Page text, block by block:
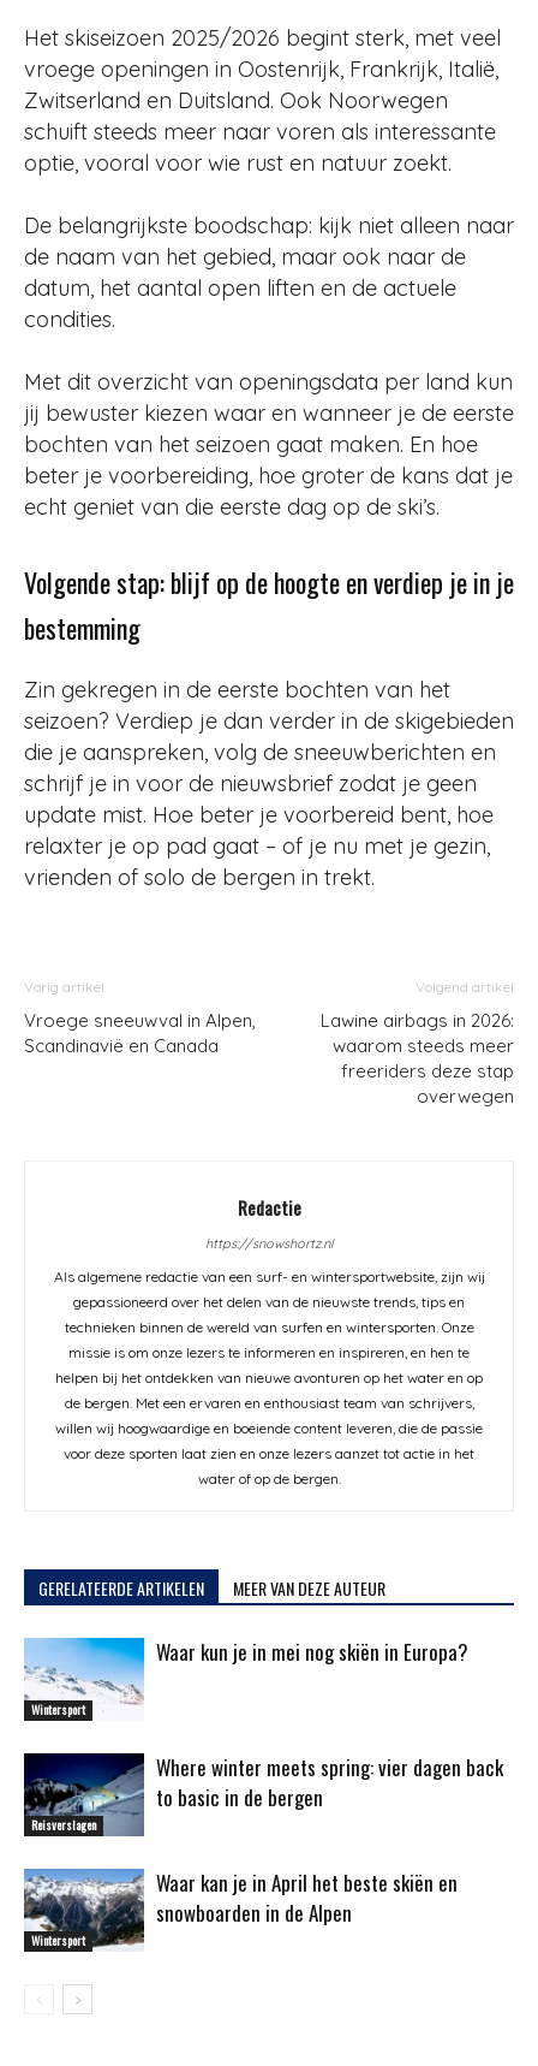
Het skiseizoen 2025/2026 begint sterk, met veel
vroege openingen in Oostenrijk, Frankrijk, Italië,
Zwitserland en Duitsland. Ook Noorwegen
schuift steeds meer naar voren als interessante
optie, vooral voor wie rust en natuur zoekt.
De belangrijkste boodschap: kijk niet alleen naar
de naam van het gebied, maar ook naar de
datum, het aantal open liften en de actuele
condities.
Met dit overzicht van openingsdata per land kun
jij bewuster kiezen waar en wanneer je de eerste
bochten van het seizoen gaat maken. En hoe
beter je voorbereiding, hoe groter de kans dat je
echt geniet van die eerste dag op de ski’s.
Volgende stap: blijf op de hoogte en verdiep je in je
bestemming
Zin gekregen in de eerste bochten van het
seizoen? Verdiep je dan verder in de skigebieden
die je aanspreken, volg de sneeuwberichten en
schrijf je in voor de nieuwsbrief zodat je geen
update mist. Hoe beter je voorbereid bent, hoe
relaxter je op pad gaat – of je nu met je gezin,
vrienden of solo de bergen in trekt.
Vorig artikel
Vroege sneeuwval in Alpen,
Scandinavië en Canada
Volgend artikel
Lawine airbags in 2026:
waarom steeds meer
freeriders deze stap
overwegen
Redactie
https://snowshortz.nl
Als algemene redactie van een surf- en wintersportwebsite, zijn wij
gepassioneerd over het delen van de nieuwste trends, tips en
technieken binnen de wereld van surfen en wintersporten. Onze
missie is om onze lezers te informeren en inspireren, en hen te
helpen bij het ontdekken van nieuwe avonturen op het water en op
de bergen. Met een ervaren en enthousiast team van schrijvers,
willen wij hoogwaardige en boeiende content leveren, die de passie
voor deze sporten laat zien en onze lezers aanzet tot actie in het
water of op de bergen.
GERELATEERDE ARTIKELEN MEER VAN DEZE AUTEUR
Wintersport
Waar kun je in mei nog skiën in Europa?
Reisverslagen
Where winter meets spring: vier dagen back
to basic in de bergen
Wintersport
Waar kan je in April het beste skiën en
snowboarden in de Alpen